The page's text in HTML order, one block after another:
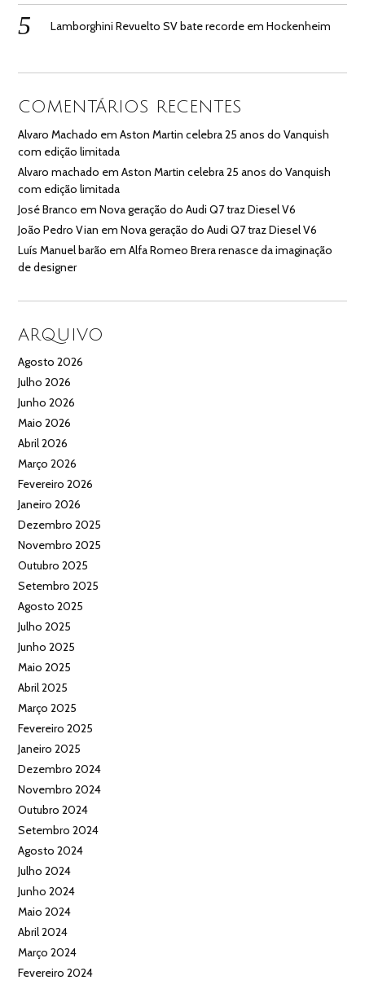
Lamborghini Revuelto SV bate recorde em Hockenheim
COMENTÁRIOS RECENTES
Alvaro Machado emAston Martin celebra 25 anos do Vanquish
com edição limitada
Alvaro machado emAston Martin celebra 25 anos do Vanquish
com edição limitada
José Branco emNova geração do Audi Q7 traz Diesel V6
João Pedro Vian emNova geração do Audi Q7 traz Diesel V6
Luís Manuel barão emAlfa Romeo Brera renasce da imaginação
de designer
ARQUIVO
Agosto 2026
Julho 2026
Junho 2026
Maio 2026
Abril 2026
Março 2026
Fevereiro 2026
Janeiro 2026
Dezembro 2025
Novembro 2025
Outubro 2025
Setembro 2025
Agosto 2025
Julho 2025
Junho 2025
Maio 2025
Abril 2025
Março 2025
Fevereiro 2025
Janeiro 2025
Dezembro 2024
Novembro 2024
Outubro 2024
Setembro 2024
Agosto 2024
Julho 2024
Junho 2024
Maio 2024
Abril 2024
Março 2024
Fevereiro 2024